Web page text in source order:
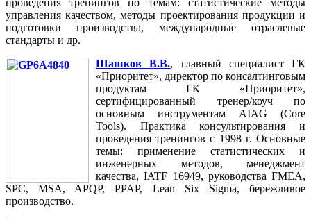
проведения тренингов по темам: статистические методы
управления качеством, методы проектирования продукции и
подготовки производства, международные отраслевые
стандарты и др.
Шашков В.В., главный специалист ГК
«Приоритет», директор по консалтинговым
продуктам ГК «Приоритет»,
сертифицированный тренер/коуч по
основным инструментам AIAG (Core
Tools). Практика консультирования и
проведения тренингов с 1998 г. Основные
темы: применение статистических и
инженерных методов, менеджмент
качества, IATF 16949, руководства FMEA,
SPC, MSA, APQP, PPAP, Lean Six Sigma, бережливое
производство.